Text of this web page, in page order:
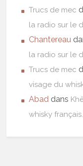
Trucs de mec
la radio sur le
Chantereau
la radio sur le
Trucs de mec
visage du
Abad dans
whisky français.